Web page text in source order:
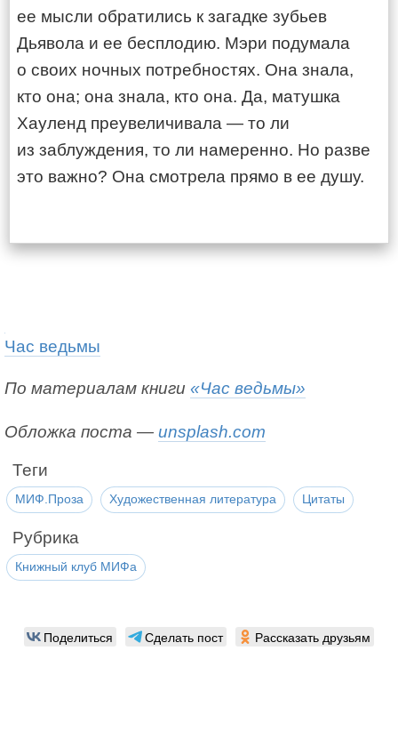
ее мысли обратились к загадке зубьев
Дьявола и ее бесплодию. Мэри подумала
о своих ночных потребностях. Она знала,
кто она; она знала, кто она. Да, матушка
Хауленд преувеличивала — то ли
из заблуждения, то ли намеренно. Но разве
это важно? Она смотрела прямо в ее душу.
Час ведьмы
По материалам книги «Час ведьмы»
Обложка поста — unsplash.com
Теги
МИФ.Проза Художественная литература Цитаты
Рубрика
Книжный клуб МИФа
Поделиться Сделать пост Рассказать друзьям